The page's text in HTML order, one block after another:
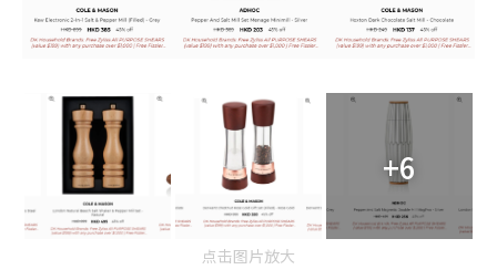
+6
点击图片放大